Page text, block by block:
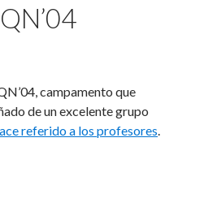
campamento que
de un excelente grupo
referido a los profesores.